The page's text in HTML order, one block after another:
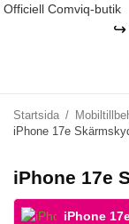
Officiell Comviq-butik
↪️
Startsida /
iPhone 17e
iPhone 17e
iPhone